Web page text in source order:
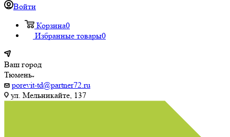
Войти
Корзина0
Избранные товары0
Ваш город
Тюмень
porevit-td@partner72.ru
ул. Мельникайте, 137